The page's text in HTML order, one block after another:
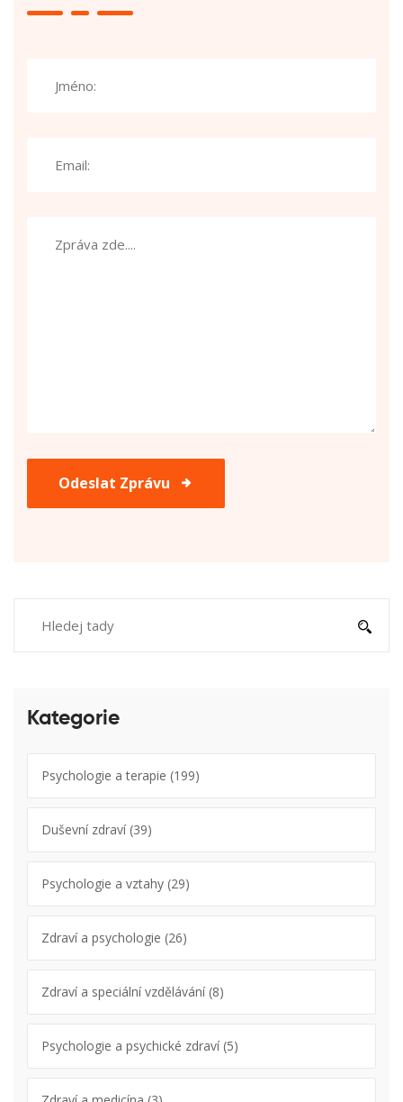
Odeslat Zprávu
Kategorie
Psychologie a terapie (199)
Duševní zdraví(39)
Psychologie a vztahy (29)
Zdraví a psychologie (26)
Zdraví a speciální vzdělávání(8)
Psychologie a psychické zdraví(5)